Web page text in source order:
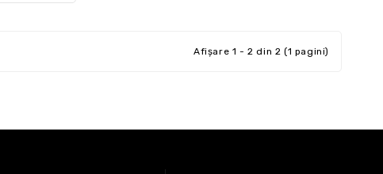
Afişare 1 - 2 din 2 (1 pagini)